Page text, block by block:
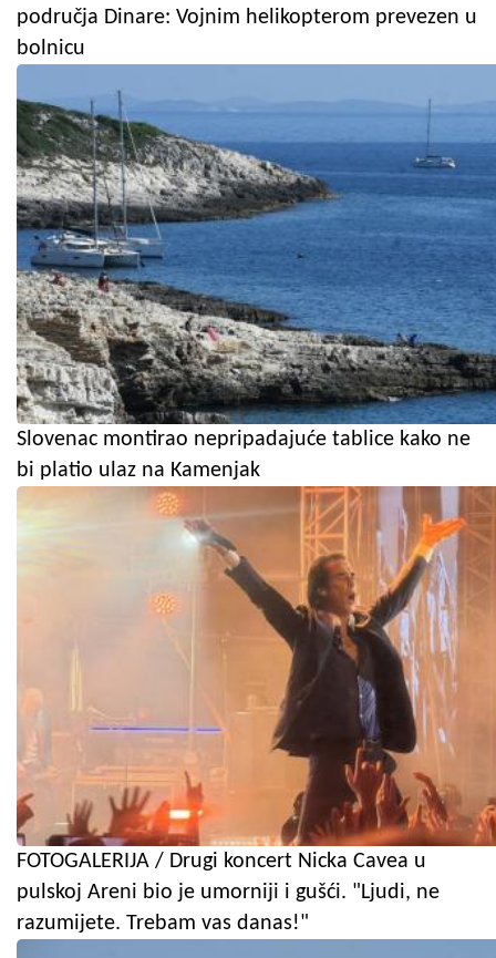
područja Dinare: Vojnim helikopterom prevezen u
bolnicu
Slovenac montirao nepripadajuće tablice kako ne
bi platio ulaz na Kamenjak
FOTOGALERIJA / Drugi koncert Nicka Cavea u
pulskoj Areni bio je umorniji i gušći. "Ljudi, ne
razumijete. Trebam vas danas!"